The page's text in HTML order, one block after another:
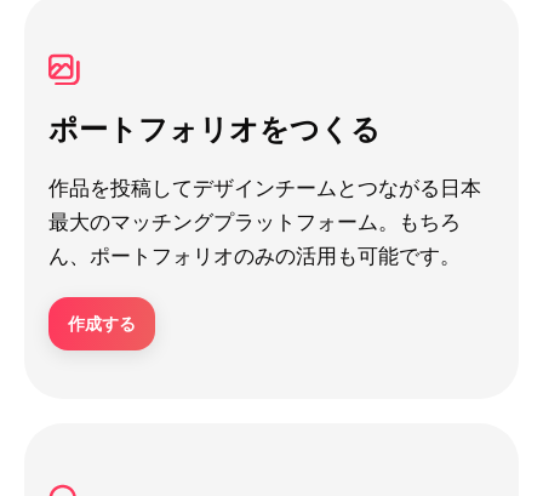
ポートフォリオをつくる
作品を投稿してデザインチームとつながる日本
最大のマッチングプラットフォーム。もちろ
ん、ポートフォリオのみの活用も可能です。
作成する